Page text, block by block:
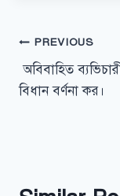
Post
navigation
PREVIOUS
অবিবাহিত
বিধান বর্ণনা কর।